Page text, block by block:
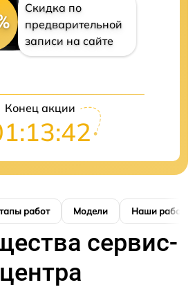
Скидка по
предварительной
записи на сайте
Конец акции
работ Модели Наши работы
сервис-
центра